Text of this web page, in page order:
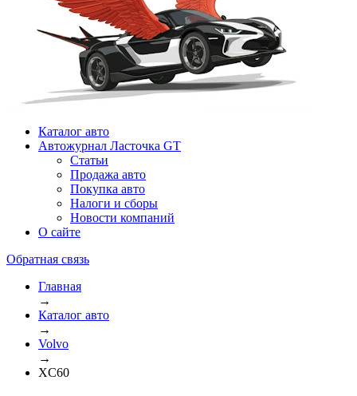
Каталог авто
Автожурнал Ласточка GT
Статьи
Продажа авто
Покупка авто
Налоги и сборы
Новости компаний
О сайте
Обратная связь
Главная
→
Каталог авто
→
Volvo
→
XC60